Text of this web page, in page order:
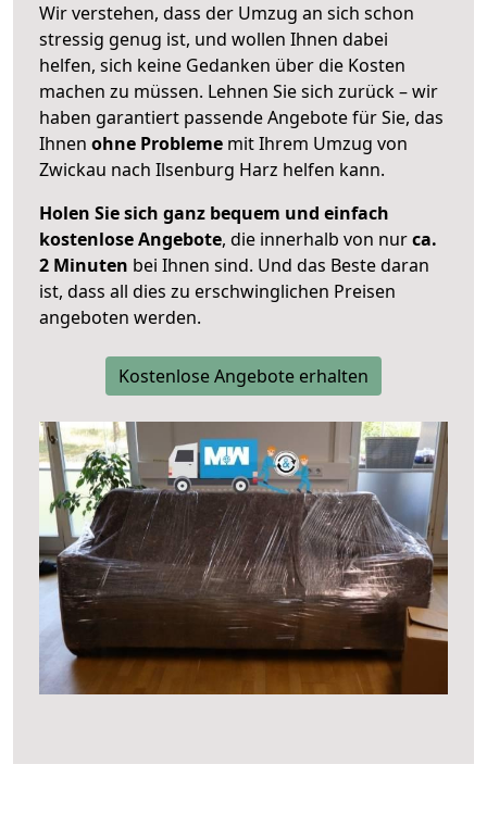
Wir verstehen, dass der Umzug an sich schon
stressig genug ist, und wollen Ihnen dabei
helfen, sich keine Gedanken über die Kosten
machen zu müssen. Lehnen Sie sich zurück – wir
haben garantiert passende Angebote für Sie, das
Ihnen ohne Probleme mit Ihrem Umzug von
Zwickau nach Ilsenburg Harz helfen kann.
Holen Sie sich ganz bequem und einfach
kostenlose Angebote, die innerhalb von nurca.
2 Minuten bei Ihnen sind. Und das Beste daran
ist, dass all dies zu erschwinglichen Preisen
angeboten werden.
Kostenlose Angebote erhalten